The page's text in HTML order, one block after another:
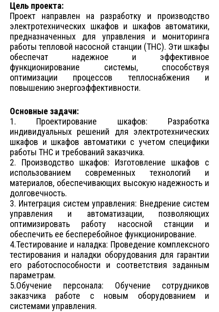
Цель проекта:
Проект направлен на разработку и производство
электротехнических шкафов и шкафов автоматики,
предназначенных для управления и мониторинга
работы тепловой насосной станции (ТНС). Эти шкафы
обеспечат надежное и эффективное
функционирование системы, способствуя
оптимизации процессов теплоснабжения и
повышению энергоэффективности.
Основные задачи:
1. Проектирование шкафов: Разработка
индивидуальных решений для электротехнических
шкафов и шкафов автоматики с учетом специфики
работы ТНС и требований заказчика.
2. Производство шкафов: Изготовление шкафов с
использованием современных технологий и
материалов, обеспечивающих высокую надежность и
долговечность.
3. Интеграция систем управления: Внедрение систем
управления и автоматизации, позволяющих
оптимизировать работу насосной станции и
обеспечить ее бесперебойное функционирование.
4.Тестирование и наладка: Проведение комплексного
тестирования и наладки оборудования для гарантии
его работоспособности и соответствия заданным
параметрам.
5.Обучение персонала: Обучение сотрудников
заказчика работе с новым оборудованием и
системами управления.